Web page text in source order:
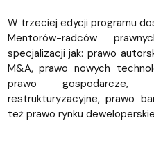
W trzeciej edycji programu
Mentorów-radców
specjalizacji jak: prawo
M&A, prawo nowych
prawo gospodarcze,
restrukturyzacyjne, prawo
też prawo rynku